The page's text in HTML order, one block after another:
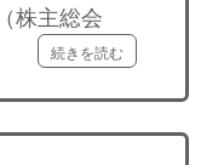
株主総会
続きを読む